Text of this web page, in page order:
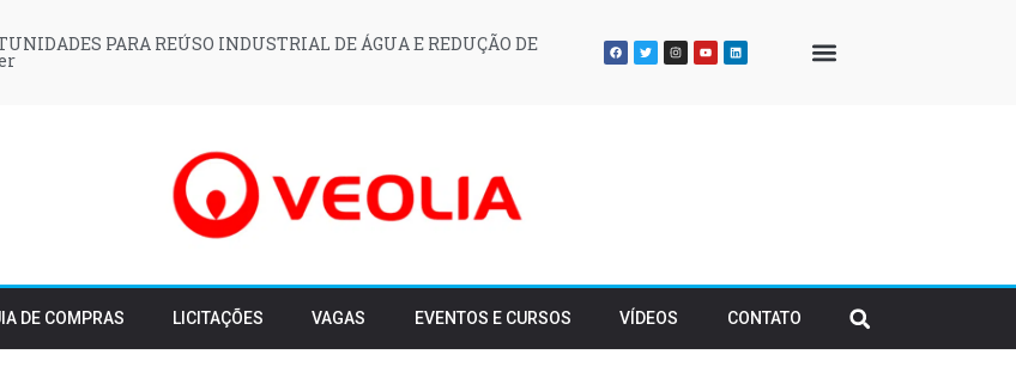
PARA REÚSO INDUSTRIAL DE ÁGUA E REDUÇÃO DE
DE COMPRAS LICITAÇÕES VAGAS EVENTOS E CURSOS VÍDEOS CONTATO